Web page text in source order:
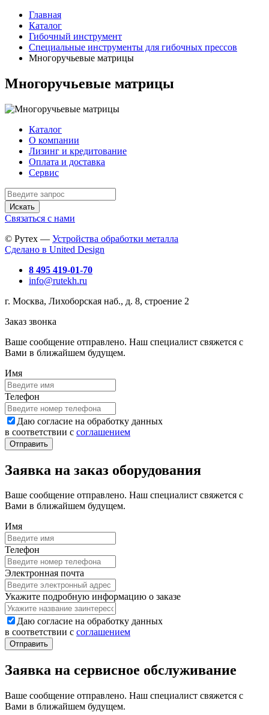
Главная
Каталог
Гибочный инструмент
Специальные инструменты для гибочных прессов
Многоручьевые матрицы
Многоручьевые матрицы
Каталог
О компании
Лизинг и кредитование
Оплата и доставка
Сервис
Искать
Связаться с нами
© Рутех — Устройства обработки металла
Сделано в United Design
8 495 419-01-70
info@rutekh.ru
г. Москва, Лихоборская наб., д. 8, строение 2
Заказ звонка
Ваше сообщение отправлено. Наш специалист свяжется с
Вами в ближайшем будущем.
Имя
Телефон
Даю согласие на обработку данных
в соответствии с соглашением
Заявка на заказ оборудования
Ваше сообщение отправлено. Наш специалист свяжется с
Вами в ближайшем будущем.
Имя
Телефон
Электронная почта
Укажите подробную информацию о заказе
Даю согласие на обработку данных
в соответствии с соглашением
Заявка на сервисное обслуживание
Ваше сообщение отправлено. Наш специалист свяжется с
Вами в ближайшем будущем.